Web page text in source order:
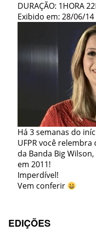
DURAÇÃO: 1HORA
Exibido em: 28/06/14
Há 3 semanas do
UFPR você
da Banda Big
em 2011!
Imperdível!
Vem conferir
EDIÇÕES